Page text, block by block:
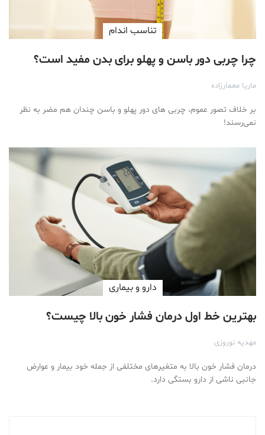
تناسب اندام
چرا چربی دور باسن و پهلو برای بدن مفید است؟
ماریا معمارزاده
بر خلاف تصور عموم، چربی های دور پهلو و باسن چندان هم مضر به نظر
نمی‌رسند!
دارو‌ و بیماری
بهترین خط اول درمان فشار خون بالا چیست؟
مهدیه نوروزی
درمان فشار خون بالا به متغیرهای مختلفی از جمله خود بیمار و عوارض
جانبی ناشی از دارو بستگی دارد.